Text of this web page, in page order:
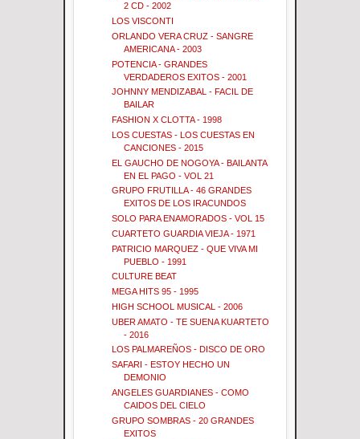
2 CD - 2002
LOS VISCONTI
ORLANDO VERA CRUZ - SANGRE
AMERICANA - 2003
POTENCIA - GRANDES
VERDADEROS EXITOS - 2001
JOHNNY MENDIZABAL - FACIL DE
BAILAR
FASHION X CLOTTA - 1998
LOS CUESTAS - LOS CUESTAS EN
CANCIONES - 2015
EL GAUCHO DE NOGOYA - BAILANTA
EN EL PAGO - VOL 21
GRUPO FRUTILLA - 46 GRANDES
EXITOS DE LOS IRACUNDOS
SOLO PARA ENAMORADOS - VOL 15
CUARTETO GUARDIA VIEJA - 1971
PATRICIO MARQUEZ - QUE VIVA MI
PUEBLO - 1991
CULTURE BEAT
MEGA HITS 95 - 1995
HIGH SCHOOL MUSICAL - 2006
UBER AMATO - TE SUENA KUARTETO
- 2016
LOS PALMAREÑOS - DISCO DE ORO
SAFARI - ESTOY HECHO UN
DEMONIO
ANGELES GUARDIANES - COMO
CAIDOS DEL CIELO
GRUPO SOMBRAS - 20 GRANDES
EXITOS